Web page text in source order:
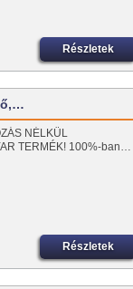
Részletek
NÉLKÜL
TERMÉK! 100%-ban…
Részletek